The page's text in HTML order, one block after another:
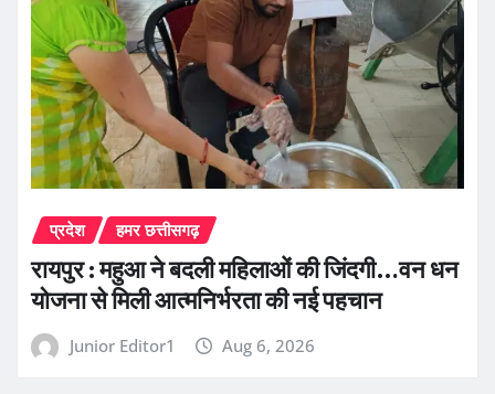
प्रदेश हमर छत्तीसगढ़
रायपुर : महुआ ने बदली महिलाओं की जिंदगी…वन धन
योजना से मिली आत्मनिर्भरता की नई पहचान
Junior Editor1 Aug 6, 2026